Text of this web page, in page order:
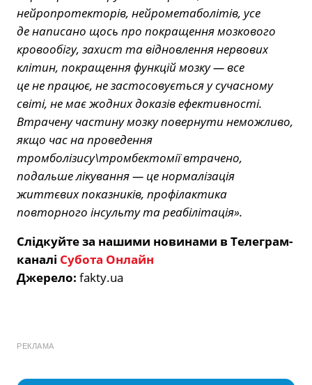
нейропротекторів, нейрометаболітів, усе
де написано щось про покращення мозкового
кровообігу, захист та відновлення нервових
клітин, покращення функцій мозку — все
це не працює, не застосовується у сучасному
світі, не має жодних доказів ефективності.
Втрачену частину мозку повернути неможливо,
якщо час на проведення
тромболізису\тромбектомії втрачено,
подальше лікування — це нормалізація
життєвих показників, профілактика
повторного інсульту та реабілітація».
Слідкуйте за нашими новинами в Телеграм-
каналі Субота Онлайн
Джерело: fakty.ua
РЕКЛАМА